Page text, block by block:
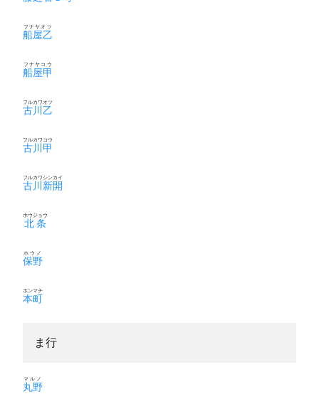
船屋乙
フナヤオツ
船屋甲
フナヤコウ
古川乙
フルカワオツ
古川甲
フルカワコウ
古川新開
フルカワシンカイ
北条
ホウジョウ
保野
ホウノ
本町
ホンマチ
ま行
丸野
マルノ